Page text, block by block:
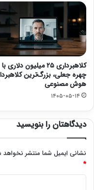
کلاهبرداری ۲۵ میلیون دلاری با
چهره جعلی، بزرگ‌ترین
هوش مصنوعی
۱۴۰۵-۰۵-۱۴
دیدگاهتان را بنویسید
نشانی ایمیل شما منتشر
*